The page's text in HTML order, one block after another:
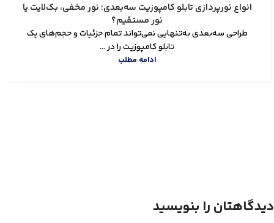
انواع نورپردازی تابلو کامپوزیت سه‌بعدی؛ نور مخفی، بک‌لایت یا
نور مستقیم؟
طراحی سه‌بعدی به‌تنهایی نمی‌تواند تمام جزئیات و حجم‌های یک
تابلو کامپوزیت را در ...
ادامه مطلب
دیدگاهتان را بنویسید